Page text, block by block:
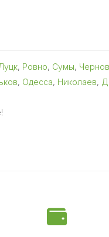
, Ровно, Сумы,
, Одесса, Николаев,